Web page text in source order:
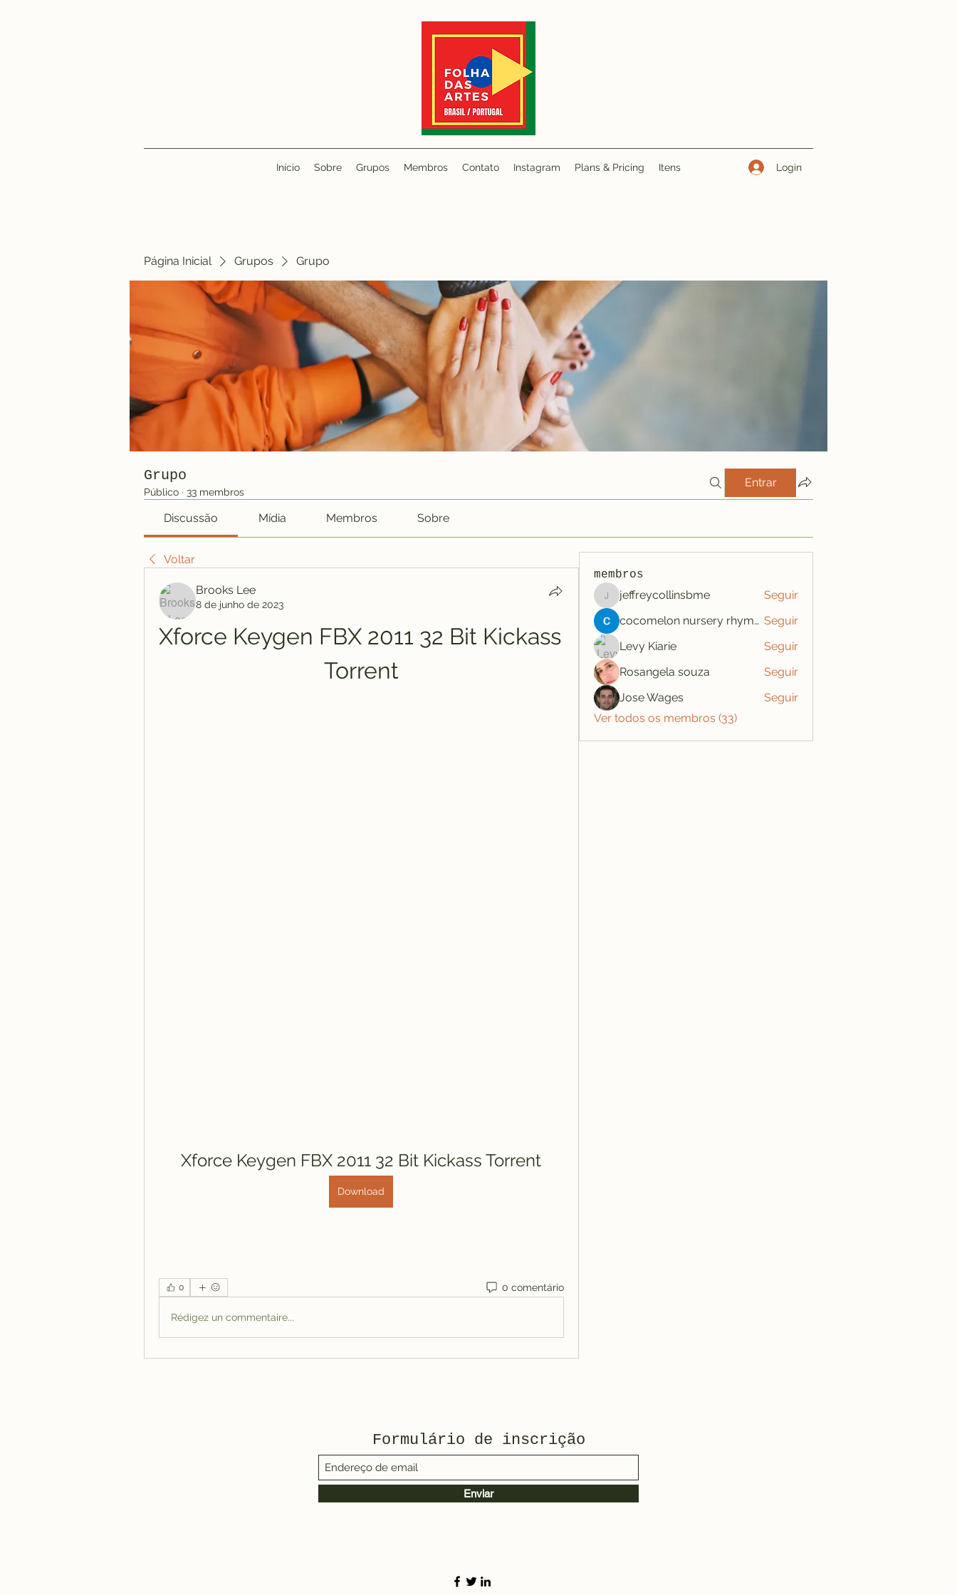
Início Sobre Grupos Membros Contato Instagram Plans & Pricing Itens Login
Página Inicial Grupos Grupo
Grupo
Público · 33 membros
Entrar
Discussão Mídia Membros Sobre
Voltar
Brooks Lee
8 de junho de 2023
Xforce Keygen FBX 2011 32 Bit Kickass
Torrent
Xforce Keygen FBX 2011 32 Bit Kickass Torrent
Download
0 0 comentário
Rédigez un commentaire...
membros
jeffreycollinsbme
jeffreycollinsbme
Seguir
cocomelon nursery rhymes Seguir
Levy Kiarie
Seguir
Rosangela souza
Seguir
Jose Wages
Seguir
Ver todos os membros (33)
Formulário de inscrição
Enviar